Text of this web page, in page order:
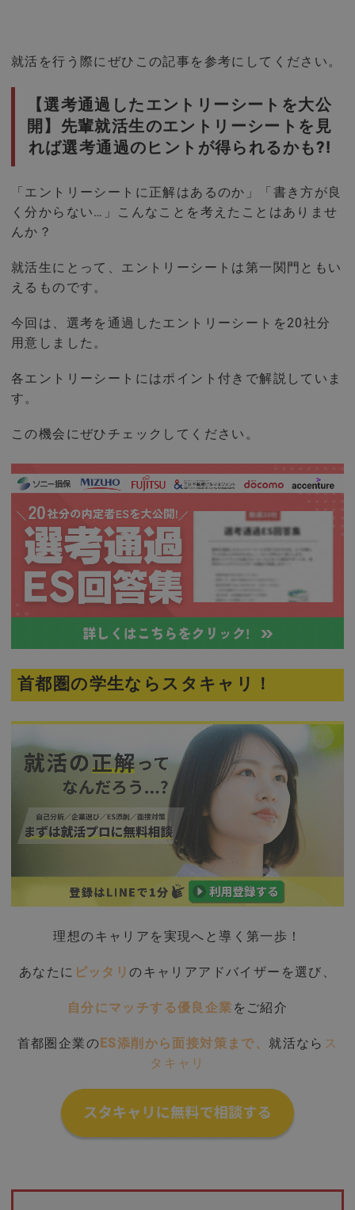
就活を行う際にぜひこの記事を参考にしてください。
【選考通過したエントリーシートを大公
開】先輩就活生のエントリーシートを見
れば選考通過のヒントが得られるかも?!
「エントリーシートに正解はあるのか」「書き方が良
く分からない…」こんなことを考えたことはありませ
んか？
就活生にとって、エントリーシートは第一関門ともい
えるものです。
今回は、選考を通過したエントリーシートを20社分
用意しました。
各エントリーシートにはポイント付きで解説していま
す。
この機会にぜひチェックしてください。
首都圏の学生ならスタキャリ！
理想のキャリアを実現へと導く第一歩！
あなたに ピッタリのキャリアアドバイザーを選び、
自分にマッチする優良企業 をご紹介
首都圏企業の ES添削から面接対策まで、 就活なら ス
タキャリ